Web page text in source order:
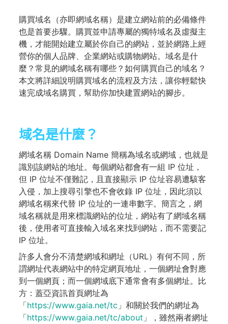
購買域名（亦即網域名稱）是建立網站前的必備條件
也是首要步驟。購買並申請專屬的獨特域名及虛擬主
機，才能開始建立屬於你自己的網站，並於網路上經
營你的個人品牌、企業網站或購物網站。域名是什
麼？常見的網域名稱有哪些？如何購買自己的域名？
本文將詳細說明購買域名的流程及方法，讓你輕鬆快
速完成域名購買，幫助你加快建置網站的腳步。
域名是什麼？
網域名稱 Domain Name 簡稱為域名或網域，也就是
識別該網站的地址。每個網站都會有一組 IP 位址，
但 IP 位址不僅難記，且直接顯示 IP 位址容易遭駭客
入侵，加上搜尋引擎也不會收錄 IP 位址，因此須以
網域名稱來代替 IP 位址的一連串數字。簡言之，網
域名稱就是用來標識網站的位址，網站有了網域名稱
後，使用者可直接輸入域名來找到網站，而不需要記
IP 位址。
許多人會分不清楚網域和網址（URL）有何不同，所
謂網址代表網站中的特定網頁地址，一個網址會對應
到一個網頁；而一個網域底下通常會有多個網址。比
方：蓋亞資訊首頁網址為
「https://www.gaia.net/tc 」和關於我們的網址為
「https://www.gaia.net/tc/about 」，雖然兩者網址